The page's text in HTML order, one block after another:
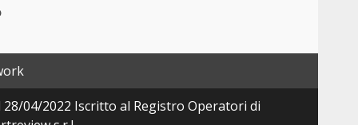
04/2022 Iscritto al Registro Operatori di